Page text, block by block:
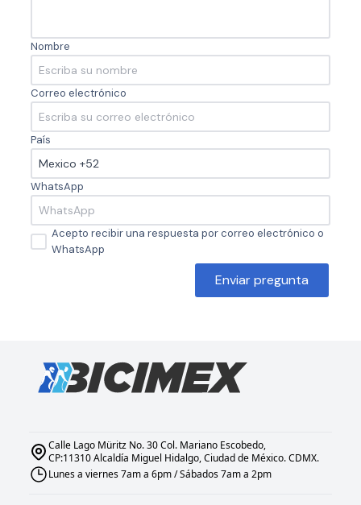
Nombre
Correo electrónico
País
WhatsApp
Acepto recibir una respuesta por correo electrónico o
WhatsApp
Enviar pregunta
Calle Lago Müritz No. 30 Col. Mariano Escobedo,
CP:11310 Alcaldía Miguel Hidalgo, Ciudad de México. CDMX.
Lunes a viernes 7am a 6pm / Sábados 7am a 2pm